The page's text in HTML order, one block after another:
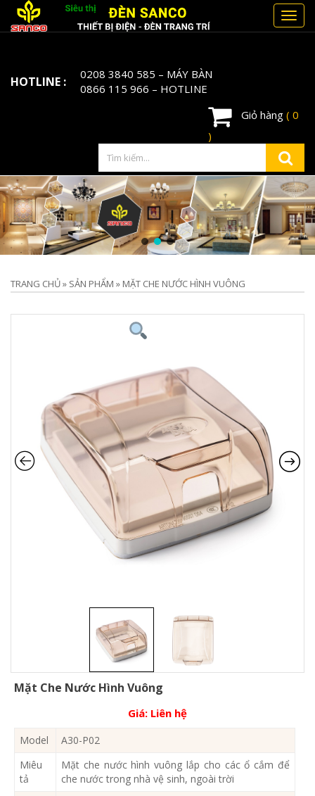
HOTLINE : 0208 3840 585 – MÁY BÀN
0866 115 966 – HOTLINE
Giỏ hàng ( 0
)
TRANG CHỦ» SẢN PHẨM » MẶT CHE NƯỚC HÌNH VUÔNG
Mặt Che Nước Hình Vuông
Giá: Liên hệ
Model
A30-P02
Miêu
tả
Mặt che nước hình vuông lắp cho các ổ cắm để
che nước trong nhà vệ sinh, ngoài trời